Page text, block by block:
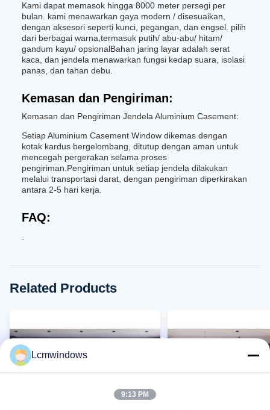
Kami dapat memasok hingga 8000 meter persegi per
bulan. kami menawarkan gaya modern / disesuaikan,
dengan aksesori seperti kunci, pegangan, dan engsel. pilih
dari berbagai warna,termasuk putih/ abu-abu/ hitam/
gandum kayu/ opsionalBahan jaring layar adalah serat
kaca, dan jendela menawarkan fungsi kedap suara, isolasi
panas, dan tahan debu.
Kemasan dan Pengiriman:
Kemasan dan Pengiriman Jendela Aluminium Casement:
Setiap Aluminium Casement Window dikemas dengan
kotak kardus bergelombang, ditutup dengan aman untuk
mencegah pergerakan selama proses
pengiriman.Pengiriman untuk setiap jendela dilakukan
melalui transportasi darat, dengan pengiriman diperkirakan
antara 2-5 hari kerja.
FAQ:
Related Products
Lcmwindows
9:13 PM